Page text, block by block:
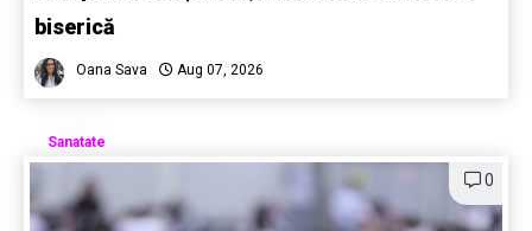
biserică
Oana Sava Aug 07, 2026
Sanatate
0